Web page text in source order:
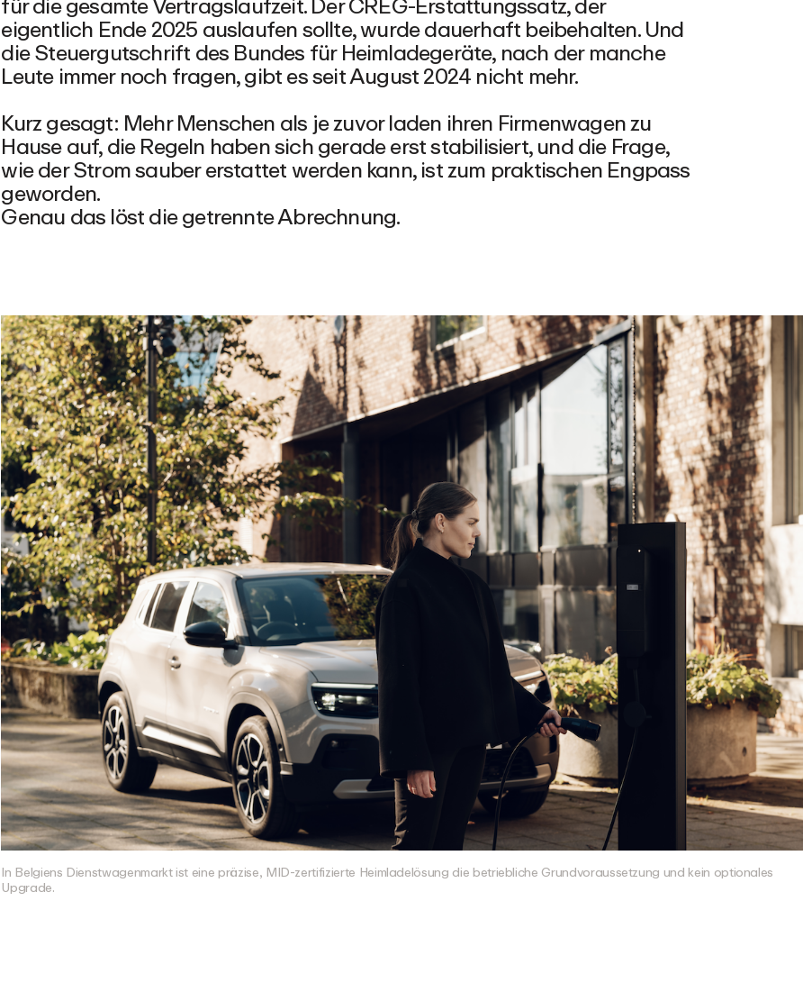
eigentlich Ende 2025 auslaufen sollte, wurde dauerhaft beibehalten. Und
die Steuergutschrift des Bundes für Heimladegeräte, nach der manche
Leute immer noch fragen, gibt es seit August 2024 nicht mehr.
Kurz gesagt: Mehr Menschen als je zuvor laden ihren Firmenwagen zu
Hause auf, die Regeln haben sich gerade erst stabilisiert, und die Frage,
wie der Strom sauber erstattet werden kann, ist zum praktischen Engpass
geworden.
Genau das löst die getrennte Abrechnung.
In Belgiens Dienstwagenmarkt ist eine präzise, MID-zertifizierte Heimladelösung die betriebliche Grundvoraussetzung und kein optionales
Upgrade.